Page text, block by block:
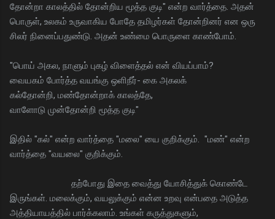
தோன்றா காலத்தில் தோன்றிய மூத்த குடி" என்ற வார்த்தை. அதன்
பொருள், உலகம் உருவாகிய போதே தமிழர்கள் தோன்றினர் என ஒரு
சிலர் நினைப்பதுண்டு. அதன் உண்மை பொருளை காண்போம்.
"பொய் அகல, நாளும் புகழ் விளைத்தல் என் வியப்பாம்?
வையகம் போர்த்த வயங்கு ஒளிநீர்- கை அகலக்
கல்தோன்றி, மண்தோன்றாக் காலத்தே,
வாளோடு முன்தோன்றி மூத்த குடி"
இதில் "கல்" என்ற வார்த்தை "மலை" யை குறிக்கும். "மண்" என்ற
வார்த்தை "வயலை" குறிக்கும்.
தற்போது இதை வைத்து யோசித்துக் கொண்டே
இருங்கள். மலைக்கும், வயலுக்கும் என்ன உறவு என்பதை அடுத்த
அத்தியாயத்தில் பார்க்கலாம். உங்கள் கருத்துகளும்,